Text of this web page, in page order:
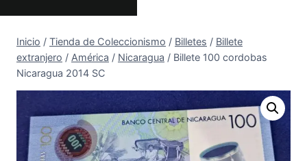
Inicio / Tienda de Coleccionismo / Billetes / Billete
extranjero / América / Nicaragua / Billete 100 cordobas
Nicaragua 2014 SC